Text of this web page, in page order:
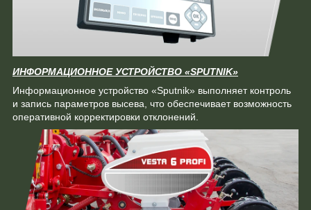
ИНФОРМАЦИОННОЕ УСТРОЙСТВО «SPUTNIK»
Информационное устройство «Sputnik» выполняет контроль
и запись параметров высева, что обеспечивает возможность
оперативной корректировки отклонений.